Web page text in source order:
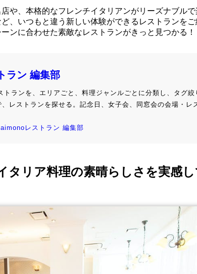
や、本格的なフレンチイタリアンがリーズナブル
、いつもと違う新しい体験ができるレストランを
ンに合わせた素敵なレストランがきっと見つかる！
ラン 編集部
トランを、エリアごと、料理ジャンルごとに分類し、タグ絞
レストランを探せる。記念日、女子会、同窓会の会場・レ
レストラン 編集部
タリア料理の素晴らしさを実感